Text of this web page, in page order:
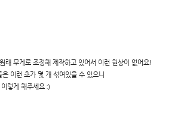
래 무게로 조정해 제작하고 있어서 이런 현상이 없어요!
이런 초가 몇 개 섞여있을 수 있으니
렇게 해주세요 :)